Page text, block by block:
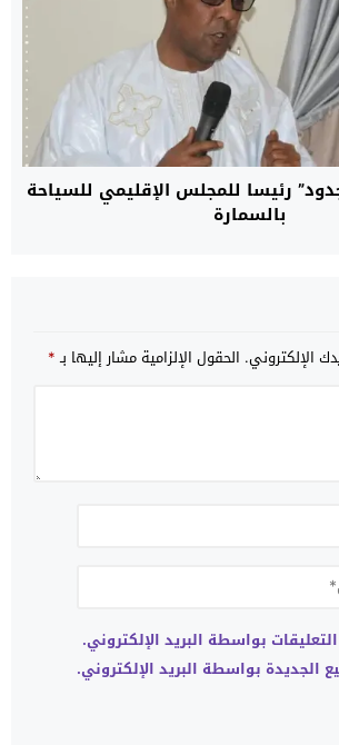
رئيسا للمجلس الإقليمي للسياحة
بالسمارة
الإلكتروني. الحقول الإلزامية مشار إليها بـ*
بواسطة البريد الإلكتروني.
الجديدة بواسطة البريد الإلكتروني.